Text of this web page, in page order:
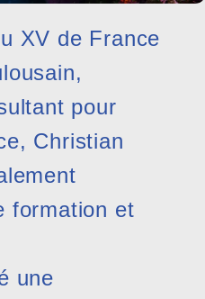
XV de France
pour
Christian
formation et
une